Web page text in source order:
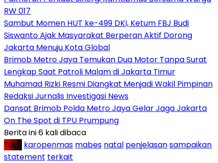
RW 017
Sambut Momen HUT ke-499 DKI, Ketum FBJ Budi
Siswanto Ajak Masyarakat Berperan Aktif Dorong
Jakarta Menuju Kota Global
Brimob Metro Jaya Temukan Dua Motor Tanpa Surat
Lengkap Saat Patroli Malam di Jakarta Timur
Muhamad Rizki Resmi Diangkat Menjadi Wakil Pimpinan
Redaksi Jurnalis Investigasi News
Dansat Brimob Polda Metro Jaya Gelar Jaga Jakarta
On The Spot di TPU Prumpung
Berita ini 6 kali dibaca
Tag : karopenmas mabes natal penjelasansampaikan
statement terkait